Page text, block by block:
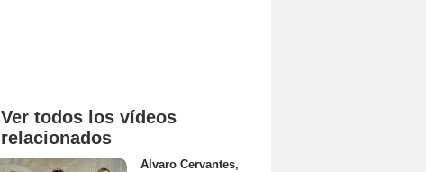
Ver todos los vídeos
relacionados
Álvaro Cervantes,